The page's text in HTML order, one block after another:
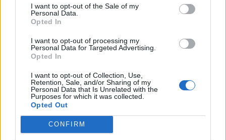
I want to opt-out of the Sale of my
Personal Data.
Opted In
I want to opt-out of processing my
Personal Data for Targeted Advertising.
Opted In
I want to opt-out of Collection, Use,
Retention, Sale, and/or Sharing of my
Personal Data that Is Unrelated with the
Purposes for which it was collected.
Opted Out
CONFIRM
Autore
Gianmarco Della Ragione